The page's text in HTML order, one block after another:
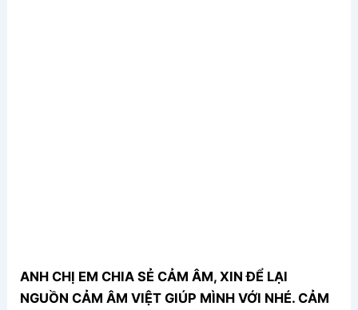
ANH CHỊ EM CHIA SẺ CẢM ÂM, XIN ĐỂ LẠI
NGUỒN CẢM ÂM VIỆT GIÚP MÌNH VỚI NHÉ. CẢM